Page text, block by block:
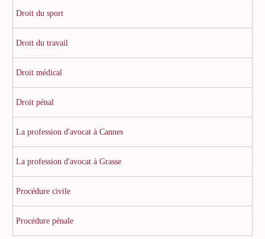
Droit du sport
Droit du travail
Droit médical
Droit pénal
La profession d'avocat à Cannes
La profession d'avocat à Grasse
Procédure civile
Procédure pénale